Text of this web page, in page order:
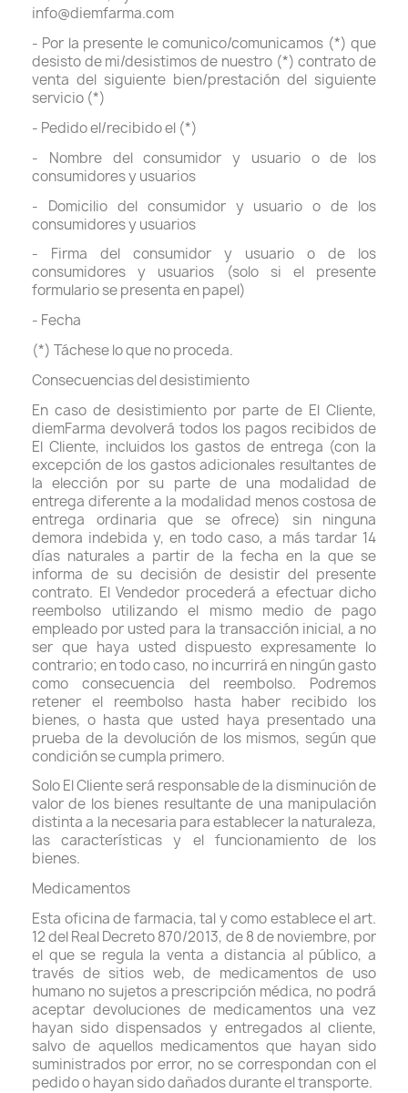
info@diemfarma.com
- Por la presente le comunico/comunicamos (*) que
desisto de mi/desistimos de nuestro (*) contrato de
venta del siguiente bien/prestación del siguiente
servicio (*)
- Pedido el/recibido el (*)
- Nombre del consumidor y usuario o de los
consumidores y usuarios
- Domicilio del consumidor y usuario o de los
consumidores y usuarios
- Firma del consumidor y usuario o de los
consumidores y usuarios (solo si el presente
formulario se presenta en papel)
- Fecha
(*) Táchese lo que no proceda.
Consecuencias del desistimiento
En caso de desistimiento por parte de El Cliente,
diemFarma devolverá todos los pagos recibidos de
El Cliente, incluidos los gastos de entrega (con la
excepción de los gastos adicionales resultantes de
la elección por su parte de una modalidad de
entrega diferente a la modalidad menos costosa de
entrega ordinaria que se ofrece) sin ninguna
demora indebida y, en todo caso, a más tardar 14
días naturales a partir de la fecha en la que se
informa de su decisión de desistir del presente
contrato. El Vendedor procederá a efectuar dicho
reembolso utilizando el mismo medio de pago
empleado por usted para la transacción inicial, a no
ser que haya usted dispuesto expresamente lo
contrario; en todo caso, no incurrirá en ningún gasto
como consecuencia del reembolso. Podremos
retener el reembolso hasta haber recibido los
bienes, o hasta que usted haya presentado una
prueba de la devolución de los mismos, según que
condición se cumpla primero.
Solo El Cliente será responsable de la disminución de
valor de los bienes resultante de una manipulación
distinta a la necesaria para establecer la naturaleza,
las características y el funcionamiento de los
bienes.
Medicamentos
Esta oficina de farmacia, tal y como establece el art.
12 del Real Decreto 870/2013, de 8 de noviembre, por
el que se regula la venta a distancia al público, a
través de sitios web, de medicamentos de uso
humano no sujetos a prescripción médica, no podrá
aceptar devoluciones de medicamentos una vez
hayan sido dispensados y entregados al cliente,
salvo de aquellos medicamentos que hayan sido
suministrados por error, no se correspondan con el
pedido o hayan sido dañados durante el transporte.